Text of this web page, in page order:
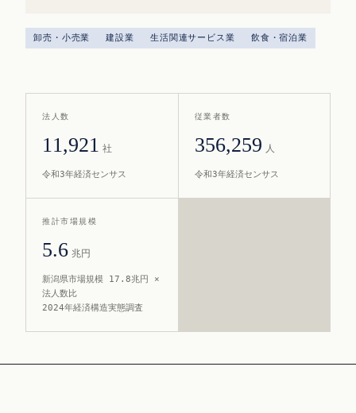
卸売・小売業 建設業 生活関連サービス業 飲食・宿泊業
法人数
11,921 社
令和3年経済センサス
従業者数
356,259 人
令和3年経済センサス
推計市場規模
5.6 兆円
新潟県市場規模 17.8兆円 ×
法人数比
2024年経済構造実態調査